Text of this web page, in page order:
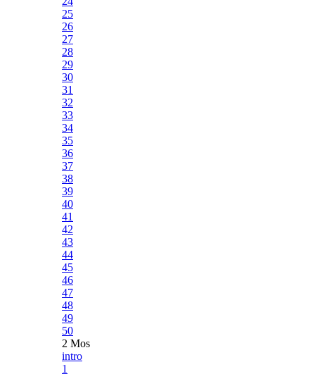
25
26
27
28
29
30
31
32
33
34
35
36
37
38
39
40
41
42
43
44
45
46
47
48
49
50
2 Mos
intro
1